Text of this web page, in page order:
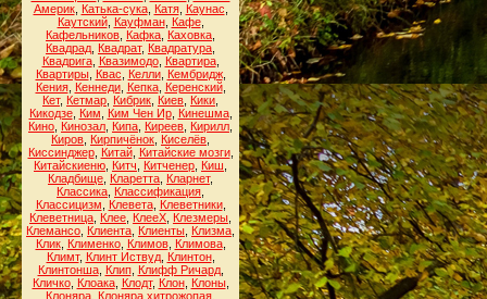
Америк, Катька-сука, Катя, Каунас
Каутский, Кауфман, Кафе,
Кафельников Кафка Каховка
Квадрад Квадрат, Квадратура
Квадрига, Квазимодо, Квартира,
Квартиры, Квас Келли, Кембридж,
Кения, Кеннеди, Кепка, Керенский,
Кет, Кетмар Кибрик Киев Кики
Кикодзе, Ким Ким Чен Ир, Кинешма,
Кино Кинозал Кипа Киреев Кирилл
Киров Кирпичёнок Киселёв
Киссинджер, Китай, Китайские мозги,
Китайскиеню Китч Китченер Киш
Кладбище Кларетта Кларнет,
Классика Классификация
Классицизм
Клевета, Клеветники,
Клеветница Клее КлееХ Клезмеры
Клемансо Клиента Клиенты Клизма
Клик, Клименко, Климов, Климова,
Климт, Клинт Иствуд, Клинтон,
Клинтонша, Клип, Клифф Ричард,
Кличко, Клоака, Клодт, Клон, Клоны,
Клоняра Клоняра хитрожопая